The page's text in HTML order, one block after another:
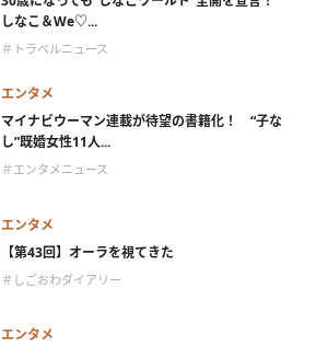
しなこ＆We♡...
＃トラベルニュース
エンタメ
マイナビウーマン連載が待望の書籍化！ “子な
し”既婚女性11人...
＃エンタメニュース
エンタメ
【第43回】オーラを視てきた
＃しごおわダイアリー
エンタメ